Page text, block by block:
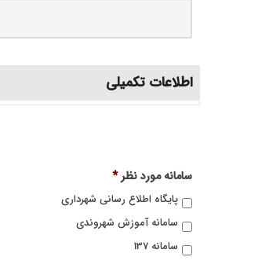
اطلاعات تکمیلی
سامانه مورد نظر *
پایگاه اطلاع رسانی شهرداری
سامانه آموزش شهروندی
سامانه 137